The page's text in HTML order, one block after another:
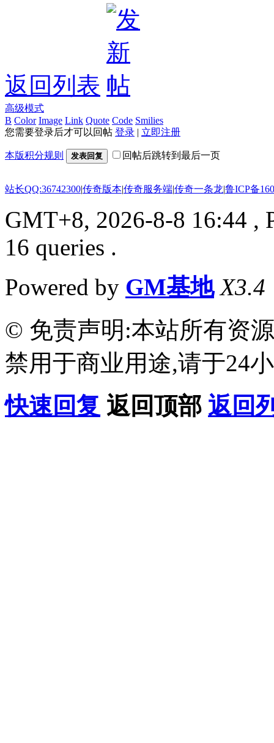
返回列表
高级模式
B Color Image Link Quote Code Smilies
您需要登录后才可以回帖 登录 | 立即注册
本版积分规则 发表回复 回帖后跳转到最后一页
站长QQ:36742300|传奇版本|传奇服务端|传奇一条龙|鲁ICP备
GMT+8, 2026-8-8 16:44 ,
16 queries .
Powered by GM基地 X3.4
© 免责声明:本站所有资
禁用于商业用途,请于24
快速回复 返回顶部 返回